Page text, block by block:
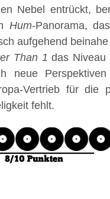
Nebel entrückt,
Hum-Panorama,
aufgehend
Than 1 das Niveau
neue Perspektiven
Vertrieb für die
fehlt.